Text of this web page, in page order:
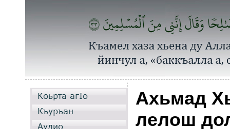
Ахьмад
лелош